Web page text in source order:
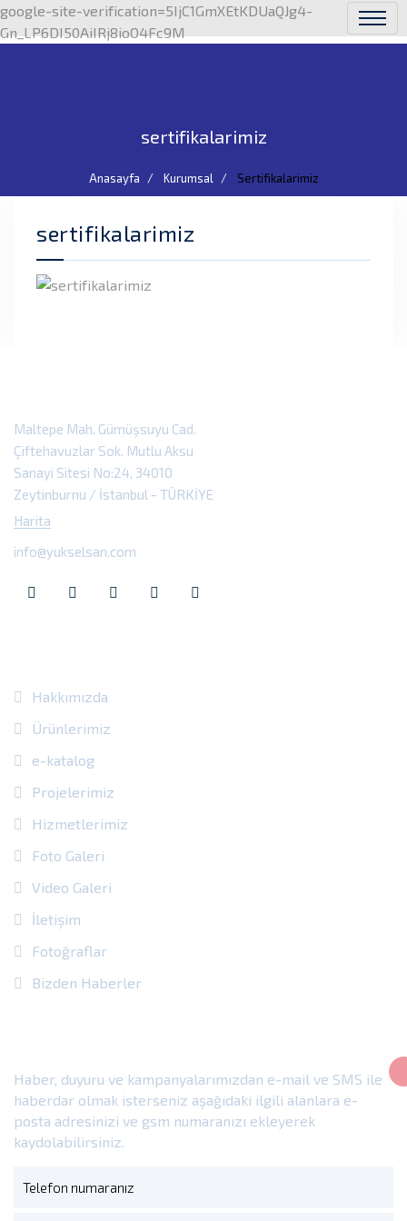
google-site-verification=5IjC1GmXEtKDUaQJg4-
Gn_LP6DI50AiIRj8ioO4Fc9M
sertifikalarimiz
Anasayfa Kurumsal Sertifikalarimiz
sertifikalarimiz
Maltepe Mah. Gümüşsuyu Cad.
Çiftehavuzlar Sok. Mutlu Aksu
Sanayi Sitesi No:24, 34010
Zeytinburnu / İstanbul - TÜRKİYE
Harita
info@yukselsan.com
Hakkımızda
Ürünlerimiz
e-katalog
Projelerimiz
Hizmetlerimiz
Foto Galeri
Video Galeri
İletişim
Fotoğraflar
Bizden Haberler
Haber, duyuru ve kampanyalarımızdan e-mail ve SMS ile
haberdar olmak isterseniz aşağıdaki ilgili alanlara e-
posta adresinizi ve gsm numaranızı ekleyerek
kaydolabilirsiniz.